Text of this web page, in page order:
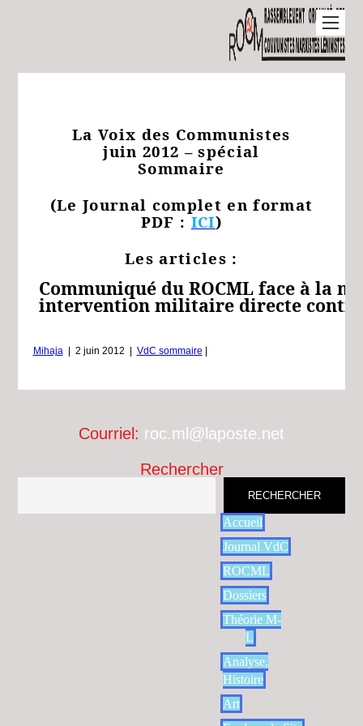
La Voix des Communistes
juin 2012 – spécial
Sommaire
(Le Journal complet en format
PDF : ICI)
Les articles :
Communiqué du ROCML face à la
intervention militaire directe
Mihaja 2 juin 2012 VdC sommaire
Courriel: roc.ml@laposte.net
Rechercher
RECHERCHER
Accueil
Journal VdC
ROCML
Dossiers
Théorie M-
L
Analyse,
Histoire
Art